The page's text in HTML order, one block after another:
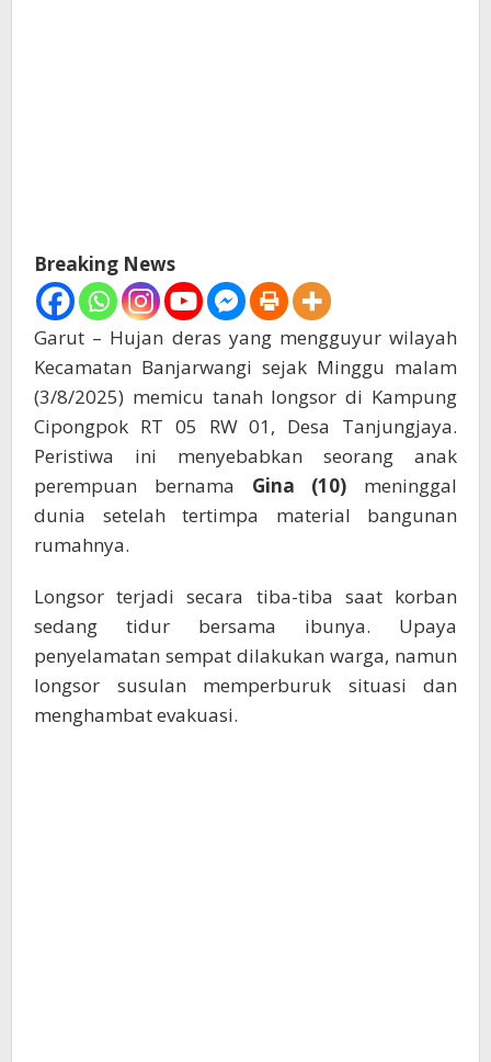
Breaking News
Garut – Hujan deras yang mengguyur wilayah
Kecamatan Banjarwangi sejak Minggu malam
(3/8/2025) memicu tanah longsor di Kampung
Cipongpok RT 05 RW 01, Desa Tanjungjaya.
Peristiwa ini menyebabkan seorang anak
perempuan bernama Gina (10) meninggal
dunia setelah tertimpa material bangunan
rumahnya.
Longsor terjadi secara tiba-tiba saat korban
sedang tidur bersama ibunya. Upaya
penyelamatan sempat dilakukan warga, namun
longsor susulan memperburuk situasi dan
menghambat evakuasi.